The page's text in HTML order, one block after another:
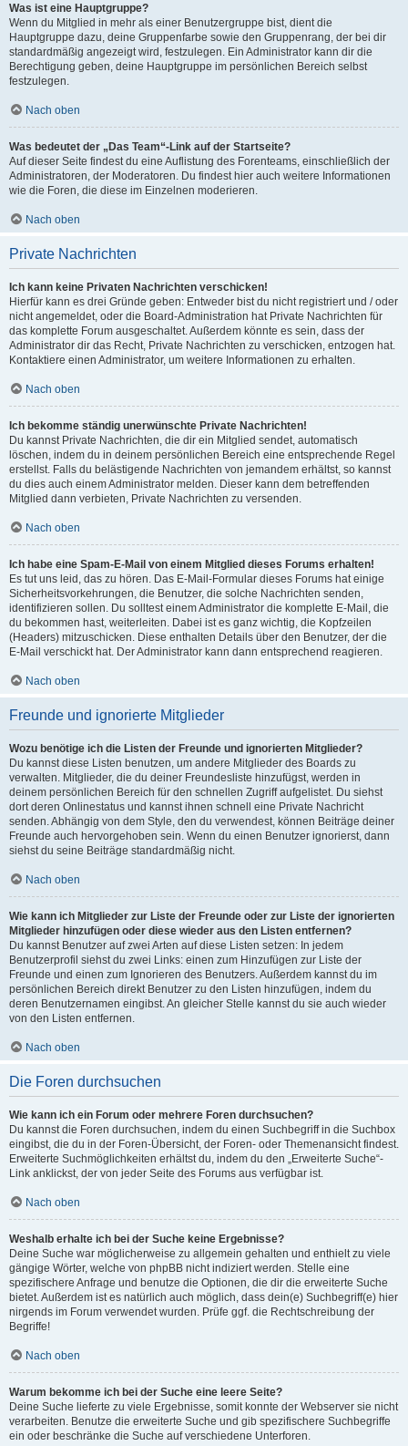
Was ist eine Hauptgruppe?
Wenn du Mitglied in mehr als einer Benutzergruppe bist, dient die
Hauptgruppe dazu, deine Gruppenfarbe sowie den Gruppenrang, der bei dir
standardmäßig angezeigt wird, festzulegen. Ein Administrator kann dir die
Berechtigung geben, deine Hauptgruppe im persönlichen Bereich selbst
festzulegen.
Nach oben
Was bedeutet der „Das Team“-Link auf der Startseite?
Auf dieser Seite findest du eine Auflistung des Forenteams, einschließlich der
Administratoren, der Moderatoren. Du findest hier auch weitere Informationen
wie die Foren, die diese im Einzelnen moderieren.
Nach oben
Private Nachrichten
Ich kann keine Privaten Nachrichten verschicken!
Hierfür kann es drei Gründe geben: Entweder bist du nicht registriert und / oder
nicht angemeldet, oder die Board-Administration hat Private Nachrichten für
das komplette Forum ausgeschaltet. Außerdem könnte es sein, dass der
Administrator dir das Recht, Private Nachrichten zu verschicken, entzogen hat.
Kontaktiere einen Administrator, um weitere Informationen zu erhalten.
Nach oben
Ich bekomme ständig unerwünschte Private Nachrichten!
Du kannst Private Nachrichten, die dir ein Mitglied sendet, automatisch
löschen, indem du in deinem persönlichen Bereich eine entsprechende Regel
erstellst. Falls du belästigende Nachrichten von jemandem erhältst, so kannst
du dies auch einem Administrator melden. Dieser kann dem betreffenden
Mitglied dann verbieten, Private Nachrichten zu versenden.
Nach oben
Ich habe eine Spam-E-Mail von einem Mitglied dieses Forums erhalten!
Es tut uns leid, das zu hören. Das E-Mail-Formular dieses Forums hat einige
Sicherheitsvorkehrungen, die Benutzer, die solche Nachrichten senden,
identifizieren sollen. Du solltest einem Administrator die komplette E-Mail, die
du bekommen hast, weiterleiten. Dabei ist es ganz wichtig, die Kopfzeilen
(Headers) mitzuschicken. Diese enthalten Details über den Benutzer, der die
E-Mail verschickt hat. Der Administrator kann dann entsprechend reagieren.
Nach oben
Freunde und ignorierte Mitglieder
Wozu benötige ich die Listen der Freunde und ignorierten Mitglieder?
Du kannst diese Listen benutzen, um andere Mitglieder des Boards zu
verwalten. Mitglieder, die du deiner Freundesliste hinzufügst, werden in
deinem persönlichen Bereich für den schnellen Zugriff aufgelistet. Du siehst
dort deren Onlinestatus und kannst ihnen schnell eine Private Nachricht
senden. Abhängig von dem Style, den du verwendest, können Beiträge deiner
Freunde auch hervorgehoben sein. Wenn du einen Benutzer ignorierst, dann
siehst du seine Beiträge standardmäßig nicht.
Nach oben
Wie kann ich Mitglieder zur Liste der Freunde oder zur Liste der ignorierten
Mitglieder hinzufügen oder diese wieder aus den Listen entfernen?
Du kannst Benutzer auf zwei Arten auf diese Listen setzen: In jedem
Benutzerprofil siehst du zwei Links: einen zum Hinzufügen zur Liste der
Freunde und einen zum Ignorieren des Benutzers. Außerdem kannst du im
persönlichen Bereich direkt Benutzer zu den Listen hinzufügen, indem du
deren Benutzernamen eingibst. An gleicher Stelle kannst du sie auch wieder
von den Listen entfernen.
Nach oben
Die Foren durchsuchen
Wie kann ich ein Forum oder mehrere Foren durchsuchen?
Du kannst die Foren durchsuchen, indem du einen Suchbegriff in die Suchbox
eingibst, die du in der Foren-Übersicht, der Foren- oder Themenansicht findest.
Erweiterte Suchmöglichkeiten erhältst du, indem du den „Erweiterte Suche“-
Link anklickst, der von jeder Seite des Forums aus verfügbar ist.
Nach oben
Weshalb erhalte ich bei der Suche keine Ergebnisse?
Deine Suche war möglicherweise zu allgemein gehalten und enthielt zu viele
gängige Wörter, welche von phpBB nicht indiziert werden. Stelle eine
spezifischere Anfrage und benutze die Optionen, die dir die erweiterte Suche
bietet. Außerdem ist es natürlich auch möglich, dass dein(e) Suchbegriff(e) hier
nirgends im Forum verwendet wurden. Prüfe ggf. die Rechtschreibung der
Begriffe!
Nach oben
Warum bekomme ich bei der Suche eine leere Seite?
Deine Suche lieferte zu viele Ergebnisse, somit konnte der Webserver sie nicht
verarbeiten. Benutze die erweiterte Suche und gib spezifischere Suchbegriffe
ein oder beschränke die Suche auf verschiedene Unterforen.